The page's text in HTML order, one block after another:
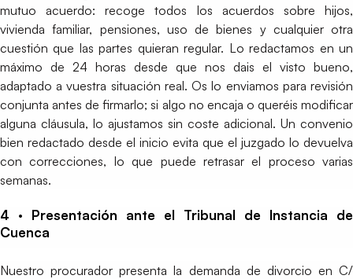
mutuo acuerdo: recoge todos los acuerdos sobre hijos,
vivienda familiar, pensiones, uso de bienes y cualquier otra
cuestión que las partes quieran regular. Lo redactamos en un
máximo de 24 horas desde que nos dais el visto bueno,
adaptado a vuestra situación real. Os lo enviamos para revisión
conjunta antes de firmarlo; si algo no encaja o queréis modificar
alguna cláusula, lo ajustamos sin coste adicional. Un convenio
bien redactado desde el inicio evita que el juzgado lo devuelva
con correcciones, lo que puede retrasar el proceso varias
semanas.
4 · Presentación ante el Tribunal de Instancia de
Cuenca
Nuestro procurador presenta la demanda de divorcio en C/